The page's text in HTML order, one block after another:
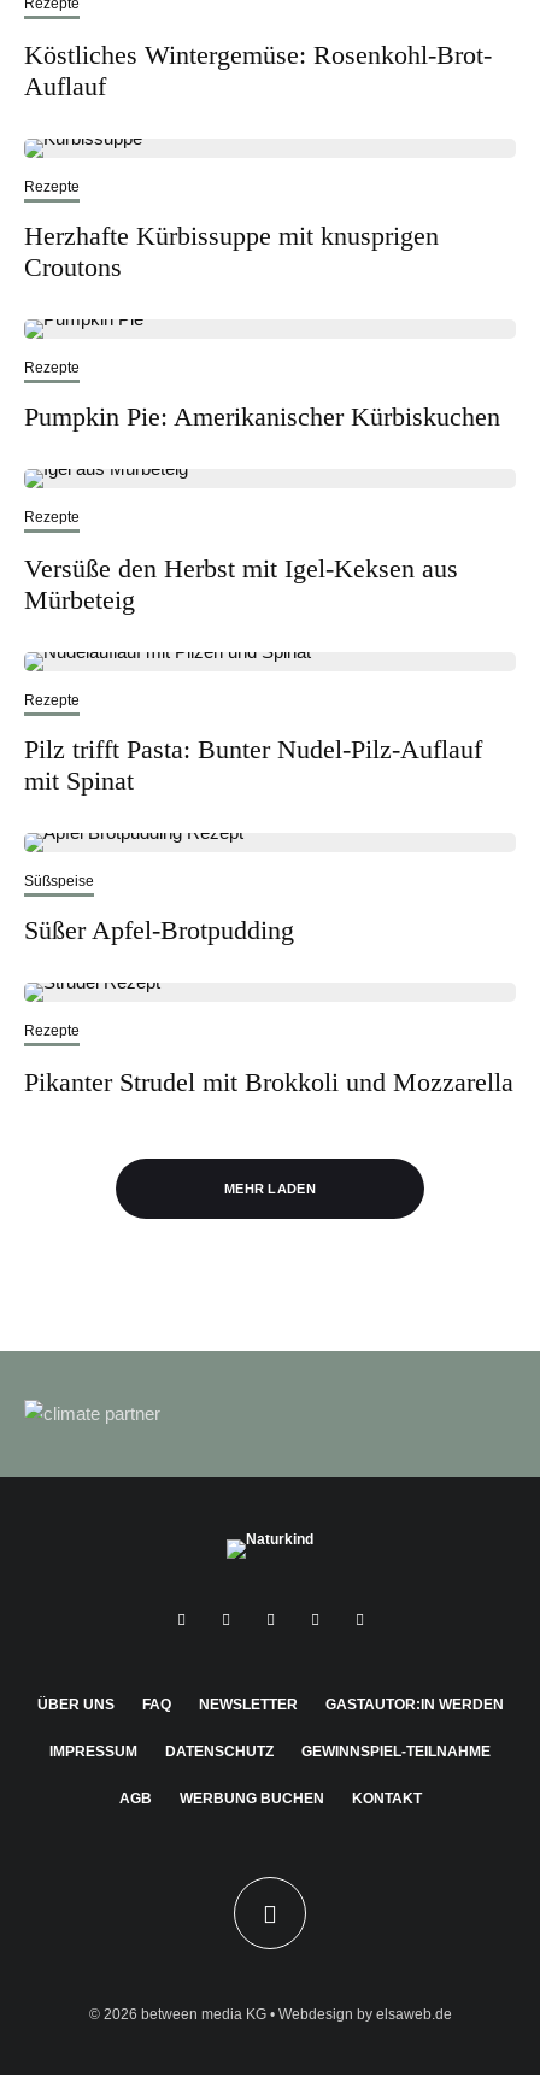
Rezepte
Köstliches Wintergemüse: Rosenkohl-Brot-
Auflauf
Rezepte
Herzhafte Kürbissuppe mit knusprigen
Croutons
Rezepte
Pumpkin Pie: Amerikanischer Kürbiskuchen
Rezepte
Versüße den Herbst mit Igel-Keksen aus
Mürbeteig
Rezepte
Pilz trifft Pasta: Bunter Nudel-Pilz-Auflauf
mit Spinat
Süßspeise
Süßer Apfel-Brotpudding
Rezepte
Pikanter Strudel mit Brokkoli und Mozzarella
MEHR LADEN
ÜBER UNS FAQ NEWSLETTER GASTAUTOR:IN WERDEN
IMPRESSUM DATENSCHUTZ GEWINNSPIEL-TEILNAHME
AGB WERBUNG BUCHEN KONTAKT
© 2026 between media KG• Webdesign by elsaweb.de